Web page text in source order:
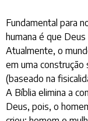
Fundamental para
humana é que
Atualmente, o
em uma construção
(baseado na
A Bíblia elimina a
Deus, pois, o